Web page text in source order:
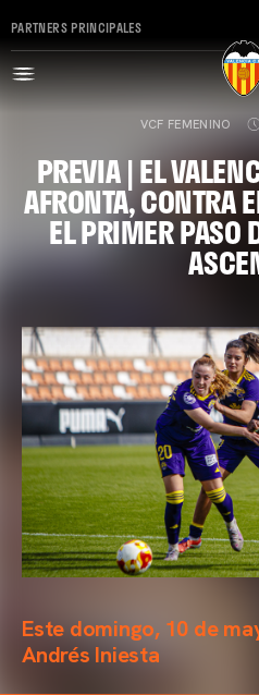
PARTNERS PRINCIPALES
VCF FEMENINO
PREVIA | EL
AFRONTA, CONTRA
EL PRIMER PASO
Este domingo, 10 de
Andrés Iniesta